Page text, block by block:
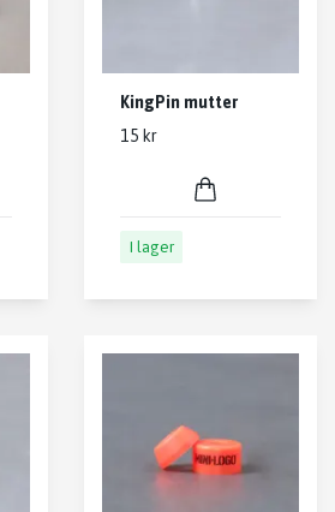
KingPin mutter
15 kr
I lager